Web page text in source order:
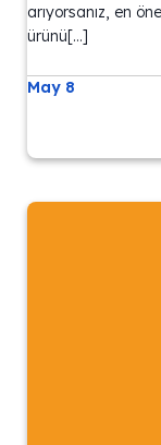
arıyorsanız, en
ürünü[…]
May 8